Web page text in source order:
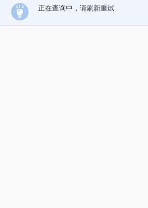
正在查询中，请刷新重试